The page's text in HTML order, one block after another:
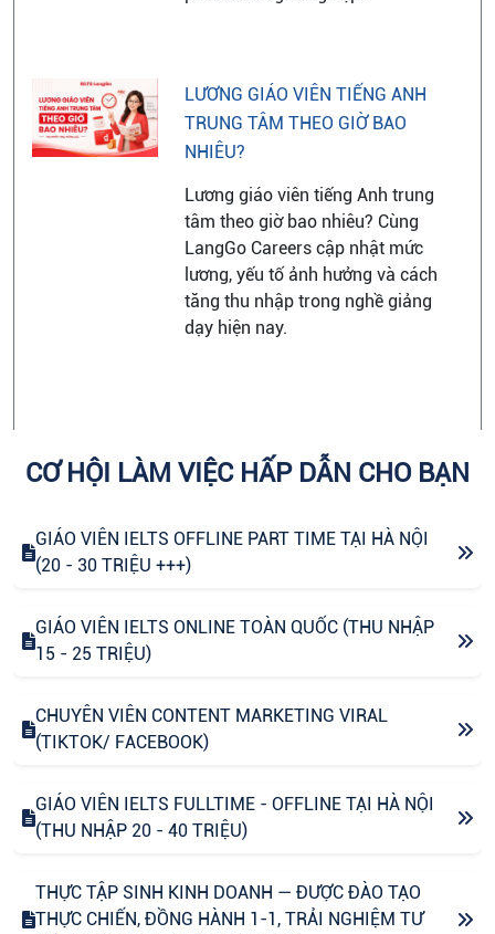
LƯƠNG GIÁO VIÊN TIẾNG ANH
TRUNG TÂM THEO GIỜ BAO
NHIÊU?
Lương giáo viên tiếng Anh trung
tâm theo giờ bao nhiêu? Cùng
LangGo Careers cập nhật mức
lương, yếu tố ảnh hưởng và cách
tăng thu nhập trong nghề giảng
dạy hiện nay.
CƠ HỘI LÀM VIỆC HẤP DẪN CHO BẠN
GIÁO VIÊN IELTS OFFLINE PART TIME TẠI HÀ NỘI
(20 - 30 TRIỆU +++)
GIÁO VIÊN IELTS ONLINE TOÀN QUỐC (THU NHẬP
15 - 25 TRIỆU)
CHUYÊN VIÊN CONTENT MARKETING VIRAL
(TIKTOK/ FACEBOOK)
GIÁO VIÊN IELTS FULLTIME - OFFLINE TẠI HÀ NỘI
(THU NHẬP 20 - 40 TRIỆU)
THỰC TẬP SINH KINH DOANH — ĐƯỢC ĐÀO TẠO
THỰC CHIẾN, ĐỒNG HÀNH 1-1, TRẢI NGHIỆM TƯ